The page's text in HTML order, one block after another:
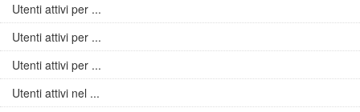
Utenti attivi per ...
Utenti attivi per ...
Utenti attivi per ...
Utenti attivi nel ...